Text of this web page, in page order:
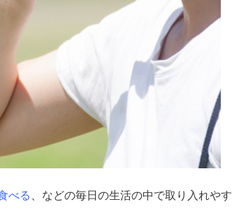
べる
、などの毎日の生活の中で取り入れやす